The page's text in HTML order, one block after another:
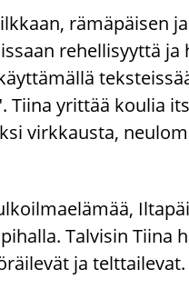
rä­mä­päi­sen
re­hel­li­syyt­tä
Tiina yrit­tää kou­lia
virk­kaus­ta,
Tal­vi­sin Tiina
ja telt­tai­le­vat.